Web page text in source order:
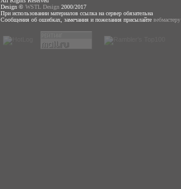
Design © WSTL Design 2000/2017
При использовании материалов ссылка на сервер обязательна
Сообщения об ошибках, замечания и пожелания присылайте вебмастеру